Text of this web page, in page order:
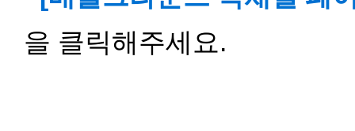
을 클릭해주세요.